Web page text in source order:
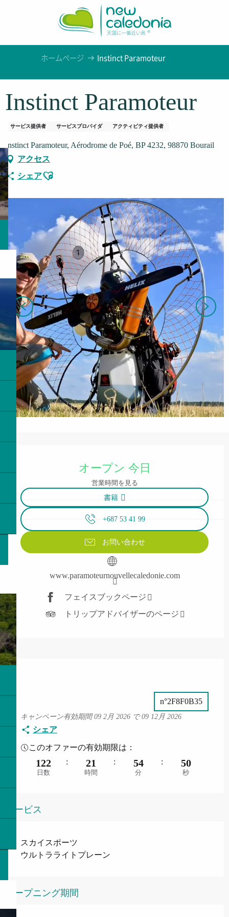
ホームページ Instinct Paramoteur
Instinct Paramoteur
サービス提供者 サービスプロバイダ アクティビティ提供者
Instinct Paramoteur, Aérodrome de Poé, BP 4232, 98870 Bourail
アクセス
シェアAjouter aux favoris
オープン 今日
営業時間を見る
書籍
+687 53 41 99
お問い合わせ
www.paramoteurnouvellecaledonie.com
フェイスブックページ
トリップアドバイザーのページ
n°2F8F0B35
キャンペーン有効期間 09 2月 2026 で 09 12月 2026
シェア
このオファーの有効期限は：
122
日数
: 21
時間
: 54
分
: 50
秒
サービス
スカイスポーツ
ウルトラライトプレーン
オープニング期間